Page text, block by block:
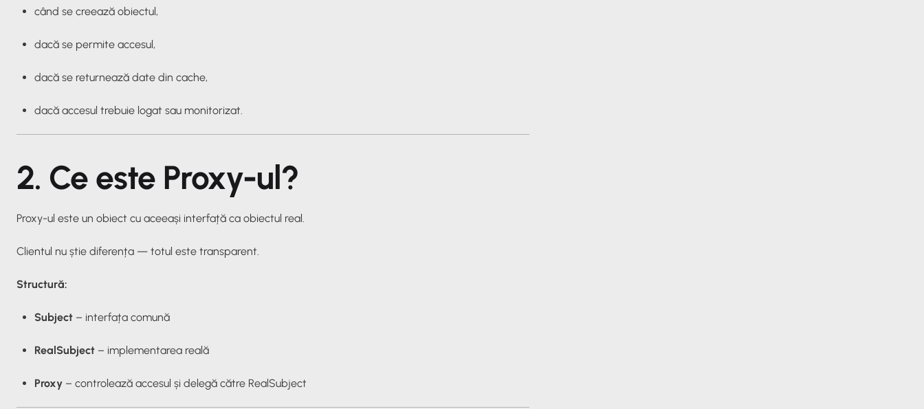
când se creează obiectul,
dacă se permite accesul,
dacă se returnează date din cache,
dacă accesul trebuie logat sau monitorizat.
2. Ce este Proxy-ul?
Proxy-ul este un obiect cu aceeași interfață ca obiectul real.
Clientul nu știe diferența — totul este transparent.
Structură:
Subject– interfața comună
RealSubject– implementarea reală
Proxy– controlează accesul și delegă către RealSubject